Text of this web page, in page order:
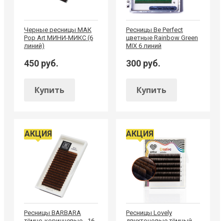
Черные ресницы МАК
Pop Art МИНИ-МИКС (6
линий)
450 руб.
Купить
Ресницы Be Perfect
цветные Rainbow Green
MIX 6 линий
300 руб.
Купить
АКЦИЯ
Ресницы BARBARA
АКЦИЯ
Ресницы Lovely